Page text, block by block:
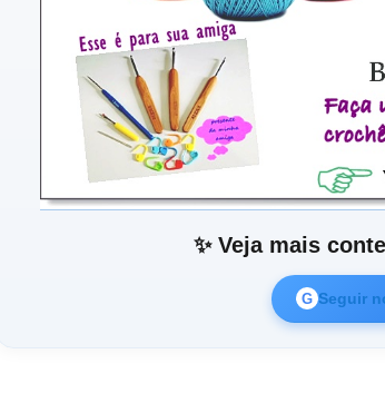
✨ Veja mais
G Seguir